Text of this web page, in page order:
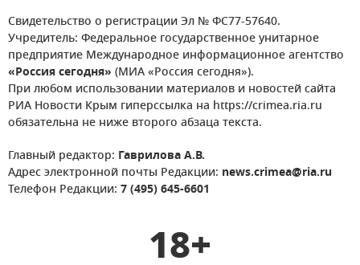
Свидетельство о регистрации Эл № ФС77-57640.
Учредитель: Федеральное государственное унитарное
предприятие Международное информационное агентство
«Россия сегодня» (МИА «Россия сегодня»).
При любом использовании материалов и новостей сайта
РИА Новости Крым гиперссылка на https://crimea.ria.ru
обязательна не ниже второго абзаца текста.
Главный редактор: Гаврилова А.В.
Адрес электронной почты Редакции: news.crimea@ria.ru
Телефон Редакции: 7 (495) 645-6601
18+